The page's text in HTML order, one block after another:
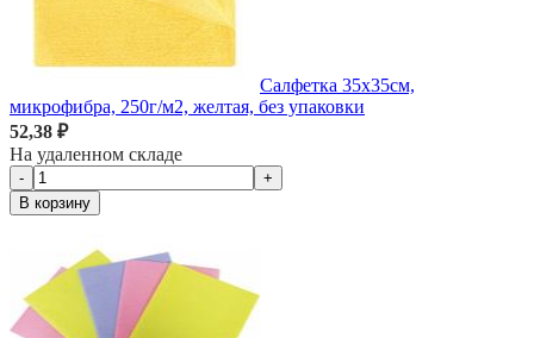
Салфетка 35х35см,
микрофибра, 250г/м2, желтая, без упаковки
52,38 ₽
На удаленном складе
-
+
В корзину